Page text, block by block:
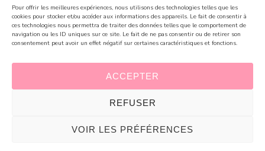
Pour offrir les meilleures expériences, nous utilisons des technologies telles que les
cookies pour stocker et/ou accéder aux informations des appareils. Le fait de consentir à
ces technologies nous permettra de traiter des données telles que le comportement de
navigation ou les ID uniques sur ce site. Le fait de ne pas consentir ou de retirer son
consentement peut avoir un effet négatif sur certaines caractéristiques et fonctions.
ACCEPTER
REFUSER
VOIR LES PRÉFÉRENCES
© Mélissa Langlois E.I. // Copyright